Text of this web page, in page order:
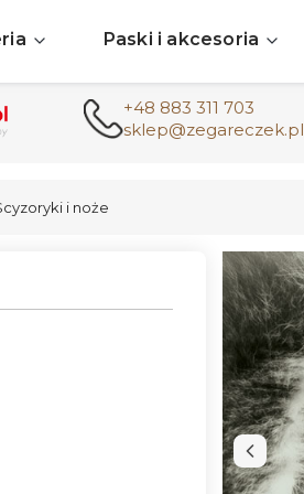
+48 883 311 703
sklep@zegareczek.pl
Paski i akcesoria
i noże